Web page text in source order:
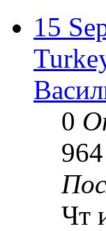
15
0
964
Чт